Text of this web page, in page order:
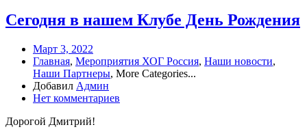
Сегодня в нашем Клубе День Рождения
Март 3, 2022
Главная, Мероприятия ХОГ Россия, Наши новости,
Наши Партнеры, More Categories...
Добавил Админ
Нет комментариев
Дорогой Дмитрий!